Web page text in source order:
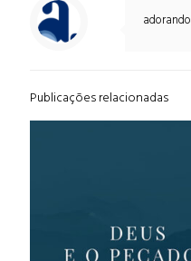
adorando
Publicações relacionadas